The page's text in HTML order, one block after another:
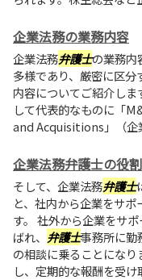
企業法務の業務内容
企業法務弁護士の業務内
多様であり、厳密に区
内容についてご紹介しま
して代表的なものに「
and Acquisitions」（企
企業法務弁護士の役割
そして、企業法務弁護士
と、社内から企業をサポ
す。 社外から企業をサポ
ばれ、 弁護士事務所に勤
の相談に乗ることにな
し、定期的な報酬を受け